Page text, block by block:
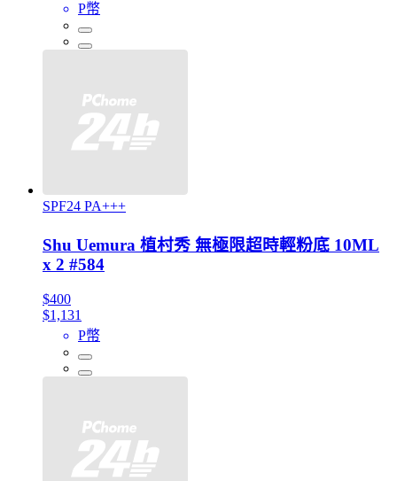
P幣
SPF24 PA+++
Shu Uemura 植村秀 無極限超時輕粉底 10ML
x 2 #584
$400
$1,131
P幣